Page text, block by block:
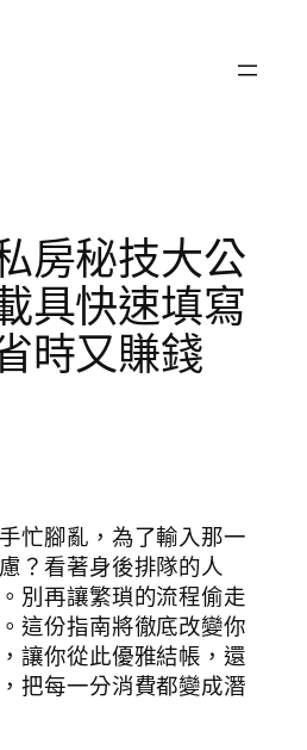
房秘技大公
具快速填寫
時又賺錢
忙腳亂，為了輸入那一
？看著身後排隊的人
別再讓繁瑣的流程偷走
這份指南將徹底改變你
讓你從此優雅結帳，還
把每一分消費都變成潛